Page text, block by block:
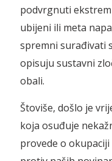
podvrgnuti
ubijeni ili meta
spremni surađivati
opisuju sustavni
obali.
Štoviše, došlo je
koja osuđuje
provede o